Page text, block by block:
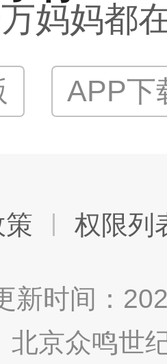
妈妈都
APP下
策 权限列
时间：
京众鸣世